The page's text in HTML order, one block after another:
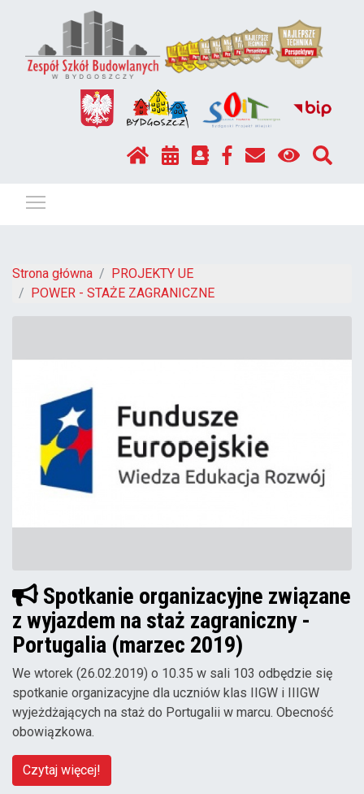
Strona główna
PROJEKTY UE
POWER - STAŻE ZAGRANICZNE
Spotkanie organizacyjne związane
z wyjazdem na staż zagraniczny -
Portugalia (marzec 2019)
We wtorek (26.02.2019) o 10.35 w sali 103 odbędzie się
spotkanie organizacyjne dla uczniów klas IIGW i IIIGW
wyjeżdżających na staż do Portugalii w marcu. Obecność
obowiązkowa.
Czytaj więcej!